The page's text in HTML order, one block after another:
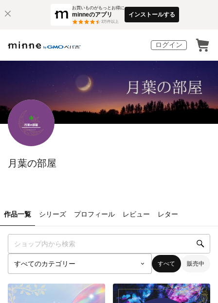
お買いものがもっとお得に
minneのアプリ
3万件以上
インストールする
ログイン
月葉の部屋
作品一覧 シリーズ プロフィール レビュー レター
すべて 販売中